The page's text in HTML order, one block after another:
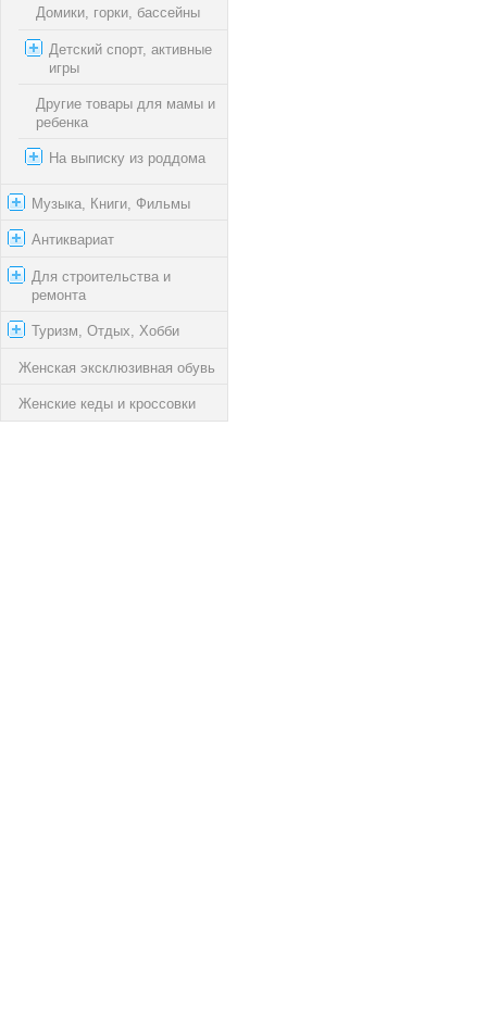
Домики, горки, бассейны
Детский спорт, активные
игры
Другие товары для мамы и
ребенка
На выписку из роддома
Музыка, Книги, Фильмы
Антиквариат
Для строительства и
ремонта
Туризм, Отдых, Хобби
Женская эксклюзивная обувь
Женские кеды и кроссовки